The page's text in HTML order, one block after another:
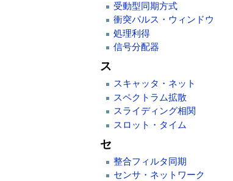
受動型同期方式
衝突パルス・ウィンドウ
処理利得
信号分配器
ス
スキャッタ・ネット
スペクトラム拡散
スライディング相関
スロット・タイム
セ
整合フィルタ同期
センサ・ネットワーク